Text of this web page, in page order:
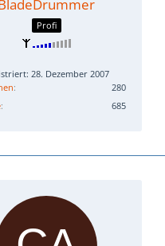
Profi
28. Dezember 2007
280
685